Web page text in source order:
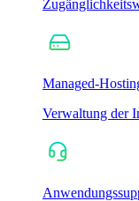
Managed-
Verwaltung der